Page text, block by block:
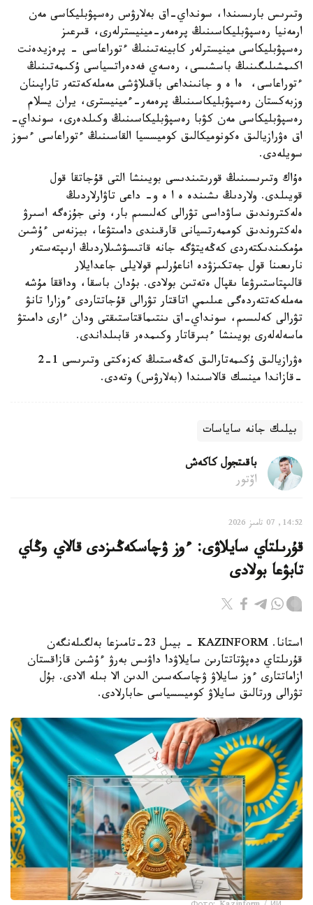
وتىرىس بارىسىندا، سونداي-اق بەلارۋس رەسپۋبليكاسى مەن
ارمەنيا رەسپۋبليكاسىنىڭ پرەمەر-مينيسترلەرى، قىرعىز
رەسپۋبليكاسى مينيسترلەر كابينەتىنىڭ ءتوراعاسى - پرەزيدەنت
اكىمشىلىگىنىڭ باسشىسى، رەسەي فەدەراتسياسى ۇكىمەتىنىڭ
ءتوراعاسى، ەا ە و جانىنداعى باقىلاۋشى مەملەكەتتەر تاراپىنان
وزبەكستان رەسپۋبليكاسىنىڭ پرەمەر-ءمينيسترى، يران يسلام
رەسپۋبليكاسى مەن كۋبا رەسپۋبليكاسىنىڭ وكىلدەرى، سونداي-
اق ەۋرازيالىق ەكونوميكالىق كوميسسيا القاسىنىڭ ءتوراعاسى ءسوز
سويلەدى.
ەۇاك وتىرىسىنىڭ قورىتىندىسى بويىنشا التى قۇجاتقا قول
قويىلدى. ولاردىڭ ىشىندە ە ا ە و- داعى تاۋارلاردىڭ
ەلەكتروندىق ساۋداسى تۋرالى كەلىسىم بار، ونى جۇزەگە اسىرۋ
ەلەكتروندىق كوممەرتسيانى قارقىندى دامىتۋعا، بيزنەس ءۇشىن
مۇمكىندىكتەردى كەڭەيتۋگە جانە قاتىسۋشىلاردىڭ ارىپتەستەر
نارىعىنا قول جەتكىزۋدە اناعۇرلىم قولايلى جاعدايلار
قالىپتاستىرۋعا ىقپال ەتەتىن بولادى. بۇدان باسقا، وداققا مۇشە
مەملەكەتتەردەگى عىلىمي اتاقتار تۋرالى قۇجاتتاردى ءوزارا تانۋ
تۋرالى كەلىسىم، سونداي-اق ىنتىماقتاستىقتى ودان ءارى دامىتۋ
ماسەلەلەرى بويىنشا ءبىرقاتار وكىمدەر قابىلداندى.
ەۋرازيالىق ۇكىمەتارالىق كەڭەستىڭ كەزەكتى وتىرىسى 1-2
-قازاندا مينسك قالاسىندا (بەلارۋس) وتەدى.
بيلىك جانە ساياسات
باقىتجول كاكەش
اۆتور
14:52, 07 تامىز 2026
قۇرىلتاي سايلاۋى: ءوز ۋچاسكەڭىزدى قالاي وڭاي
تابۋعا بولادى
استانا. KAZINFORM - بيىل 23-تامىزعا بەلگىلەنگەن
قۇرىلتاي دەپۋتاتتارىن سايلاۋدا داۋىس بەرۋ ءۇشىن قازاقستان
ازاماتتارى ءوز سايلاۋ ۋچاسكەسىن الدىن الا بىلە الادى. بۇل
تۋرالى ورتالىق سايلاۋ كوميسسياسى حابارلادى.